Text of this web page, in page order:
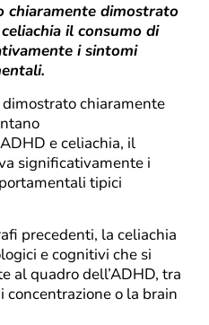
chiaramente dimostrato
il consumo di
i sintomi
chiaramente
e celiachia, il
significativamente i
tipici
precedenti, la celiachia
e cognitivi che si
al quadro dell’ADHD, tra
o la brain